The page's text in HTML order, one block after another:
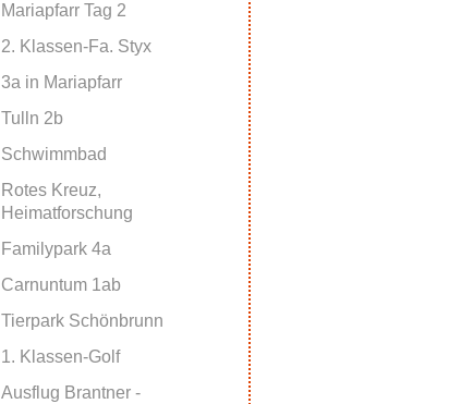
Mariapfarr Tag 2
2. Klassen-Fa. Styx
3a in Mariapfarr
Tulln 2b
Schwimmbad
Rotes Kreuz,
Heimatforschung
Familypark 4a
Carnuntum 1ab
Tierpark Schönbrunn
1. Klassen-Golf
Ausflug Brantner -